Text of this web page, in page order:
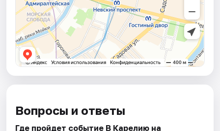
Вопросы и ответы
Где пройдет событие В Карелию на